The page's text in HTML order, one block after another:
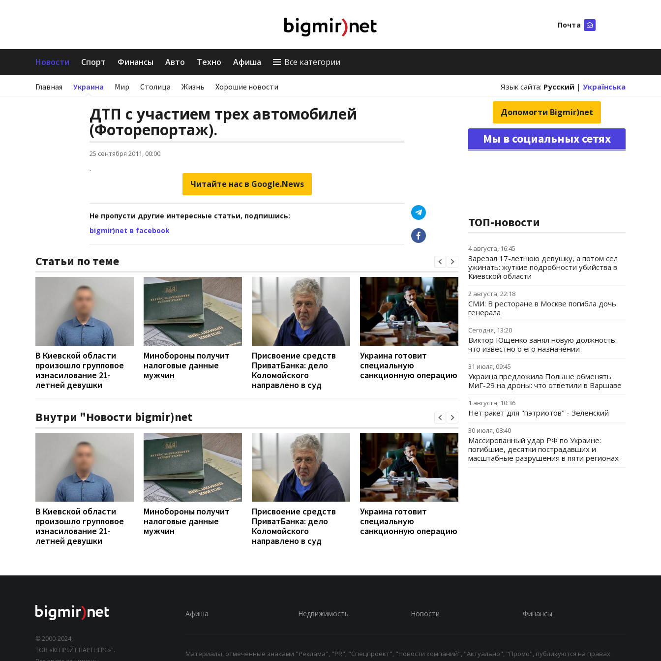
Почта
Новости Спорт Финансы Авто Техно Афиша Все категории
Главная Украина Мир Столица Жизнь Хорошие новости Язык сайта: Русский | Українська
ДТП с участием трех автомобилей
(Фоторепортаж).
25 сентября 2011, 00:00
.
Читайте нас в Google.News
Не пропусти другие интересные статьи, подпишись:
bigmir)net в facebook
Статьи по теме
В Киевской области
произошло групповое
изнасилование 21-
летней девушки
Минобороны получит
налоговые данные
мужчин
Присвоение средств
ПриватБанка: дело
Коломойского
направлено в суд
Украина готовит
специальную
санкционную операцию
Дроны ВСУ удорожили
перевозку грузов в
порты РФ
Трех должностных
фиктивных
мобилизациях
Внутри "Новости bigmir)net
В Киевской области
произошло групповое
изнасилование 21-
летней девушки
Минобороны получит
налоговые данные
мужчин
Присвоение средств
ПриватБанка: дело
Коломойского
направлено в суд
Украина готовит
специальную
санкционную операцию
Допомогти Bigmir)net
Мы в социальных сетях
ТОП-новости
4 августа, 16:45
Зарезал 17-летнюю девушку, а потом сел
ужинать: жуткие подробности убийства в
Киевской области
2 августа, 22:18
СМИ: В ресторане в Москве погибла дочь
генерала
Сегодня, 13:20
Виктор Ющенко занял новую должность:
что известно о его назначении
31 июля, 09:45
Украина предложила Польше обменять
МиГ-29 на дроны: что ответили в Варшаве
1 августа, 10:36
Нет ракет для "пэтриотов" - Зеленский
30 июля, 08:40
Массированный удар РФ по Украине:
погибшие, десятки пострадавших и
масштабные разрушения в пяти регионах
© 2000-2024,
ТОВ «КЕПРЕЙТ ПАРТНЕРС»".
Афиша Недвижимость Новости Финансы
Материалы, отмеченные знаками "Реклама", "PR", "Спецпроект", "Новости компаний", "Актуально", "Промо", публикуются на правах